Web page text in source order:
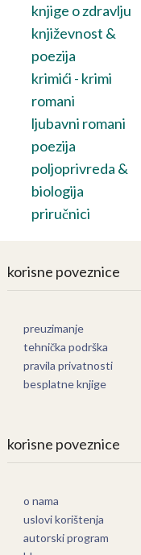
knjige o zdravlju
književnost &
poezija
krimići - krimi
romani
ljubavni romani
poezija
poljoprivreda &
biologija
priručnici
korisne poveznice
preuzimanje
tehnička podrška
pravila privatnosti
besplatne knjige
korisne poveznice
o nama
uslovi korištenja
autorski program